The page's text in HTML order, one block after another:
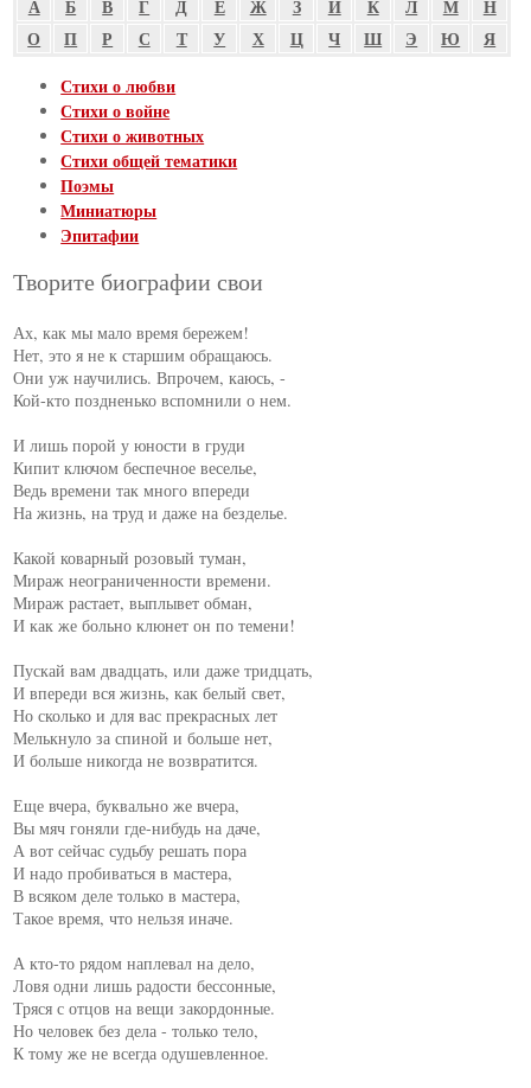
А Б В Г Д Е Ж З И К Л М
Н
О
П Р С Т У Х Ц Ч Ш Э Ю
Я
Стихи о любви
Стихи о войне
Стихи о животных
Стихи общей тематики
Поэмы
Миниатюры
Эпитафии
Творите биографии свои
Ах, как мы мало время бережем!
Нет, это я не к старшим обращаюсь.
Они уж научились. Впрочем, каюсь, -
Кой-кто поздненько вспомнили о нем.
И лишь порой у юности в груди
Кипит ключом беспечное веселье,
Ведь времени так много впереди
На жизнь, на труд и даже на безделье.
Какой коварный розовый туман,
Мираж неограниченности времени.
Мираж растает, выплывет обман,
И как же больно клюнет он по темени!
Пускай вам двадцать, или даже тридцать,
И впереди вся жизнь, как белый свет,
Но сколько и для вас прекрасных лет
Мелькнуло за спиной и больше нет,
И больше никогда не возвратится.
Еще вчера, буквально же вчера,
Вы мяч гоняли где-нибудь на даче,
А вот сейчас судьбу решать пора
И надо пробиваться в мастера,
В всяком деле только в мастера,
Такое время, что нельзя иначе.
А кто-то рядом наплевал на дело,
Ловя одни лишь радости бессонные,
Тряся с отцов на вещи закордонные.
Но человек без дела - только тело,
К тому же не всегда одушевленное.